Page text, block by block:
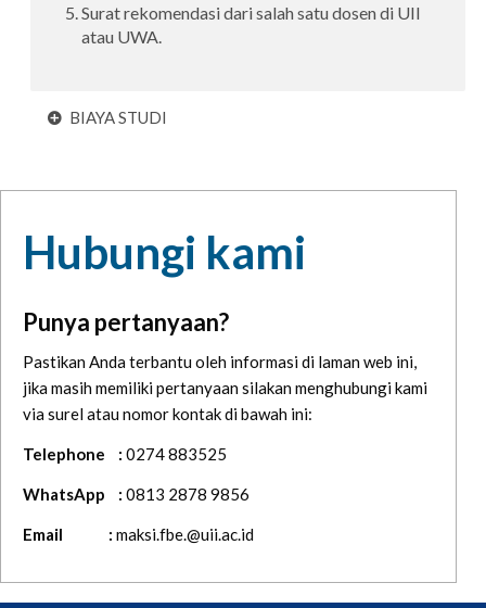
Surat rekomendasi dari salah satu dosen di UII
atau UWA.
BIAYA STUDI
Hubungi kami
Punya pertanyaan?
Pastikan Anda terbantu oleh informasi di laman web ini,
jika masih memiliki pertanyaan silakan menghubungi kami
via surel atau nomor kontak di bawah ini:
Telephone : 0274 883525
WhatsApp : 0813 2878 9856
Email : maksi.fbe.@uii.ac.id